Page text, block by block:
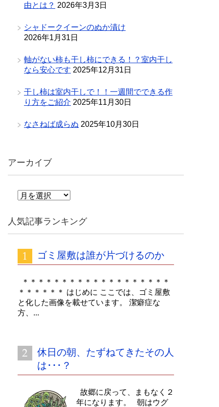
由とは？ 2026年3月3日
シャドークイーンのぬか漬け
2026年1月31日
軸がない柿も干し柿にできる！？室内干し
なら安心です 2025年12月31日
干し柿は室内干しで！！一週間でできる作
り方をご紹介 2025年11月30日
なさねば成らぬ 2025年10月30日
アーカイブ
ア
イ
ブ
人気記事ランキング
ゴミ屋敷は誰が片づけるのか
＊＊＊＊＊＊＊＊＊＊＊＊＊＊＊＊＊＊＊
＊＊＊＊＊＊ はじめに ここでは、ゴミ屋敷
と化した画像を載せています。 潔癖症な
方、...
休日の朝、たずねてきたその人
は･･･？
故郷に戻って、まもなく２
年になります。 朝はウグ